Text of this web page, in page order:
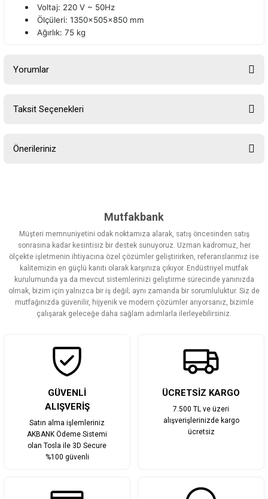
Voltaj: 220 V ~ 50Hz
Ölçüleri: 1350x505x850 mm
Ağırlık: 75 kg
Yorumlar
Taksit Seçenekleri
Önerileriniz
Görüş ve önerileriniz için teşekkür ederiz.
Ürün resmi kalitesiz, bozuk veya görüntülenemiyor.
Ürün açıklamasında eksik bilgiler bulunuyor.
Ürün bilgilerinde hatalar bulunuyor.
Ürün fiyatı diğer sitelerden daha pahalı.
Bu ürüne benzer farklı alternatifler olmalı.
Mutfakbank
Müşteri memnuniyetini odak noktamıza alarak, satış öncesinden satış
sonrasına kadar kesintisiz bir destek sunuyoruz. Uzman kadromuz, her
ölçekte işletmenin ihtiyacına özel çözümler geliştirirken, referanslarımız ise
kalitemizin en güçlü kanıtı olarak karşınıza çıkıyor. Endüstriyel mutfak
kurulumunda ya da mevcut sistemlerinizi geliştirme sürecinde yanınızda
olmak, bizim için yalnızca bir iş değil; aynı zamanda bir sorumluluktur. Siz de
mutfağınızda güvenilir, hijyenik ve modern çözümler arıyorsanız, bizimle
çalışarak geleceğe daha sağlam adımlarla ilerleyebilirsiniz.
GÜVENLİ
ALIŞVERİŞ
Satın alma işlemleriniz
AKBANK Ödeme Sistemi
olan Tosla ile 3D Secure
%100 güvenli
ÜCRETSİZ KARGO
7.500 TL ve üzeri
alışverişlerinizde kargo
ücretsiz